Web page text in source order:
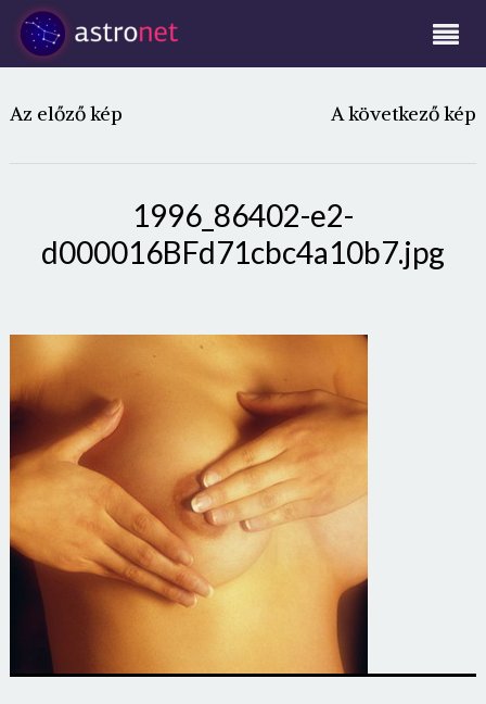
Az előző kép A következő kép
1996_86402-e2-
d000016BFd71cbc4a10b7.jpg